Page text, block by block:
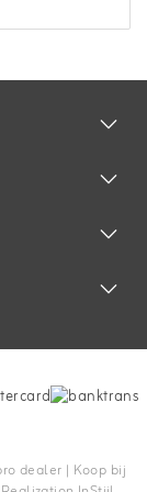
dealer | Koop bij